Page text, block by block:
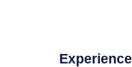
Experience